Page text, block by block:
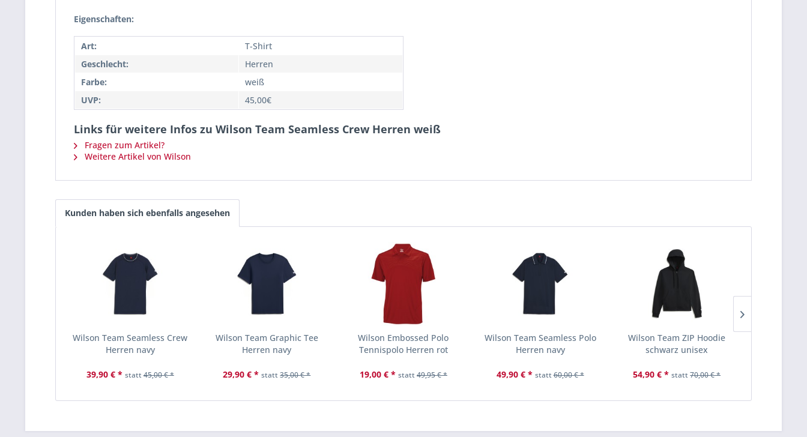
Eigenschaften:
Art:
T-Shirt
Geschlecht:
Herren
Farbe:
weiß
UVP:
45,00€
Links für weitere Infos zu Wilson Team Seamless Crew Herren weiß
Fragen zum Artikel?
Weitere Artikel von Wilson
Kunden haben sich ebenfalls angesehen
Wilson Team Seamless Crew
Herren navy
39,90 € * statt45,00 € *
Wilson Team Graphic Tee
Herren navy
29,90 € * statt35,00 € *
Wilson Embossed Polo
Tennispolo Herren rot
19,00 € * statt49,95 € *
Wilson Team Seamless Polo
Herren navy
49,90 € * statt60,00 € *
Wilson Team ZIP Hoodie
schwarz unisex
54,90 € * statt70,00 € *